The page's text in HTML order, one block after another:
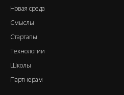
Новая среда
Смыслы
Стартапы
Технологии
Школы
Партнерам